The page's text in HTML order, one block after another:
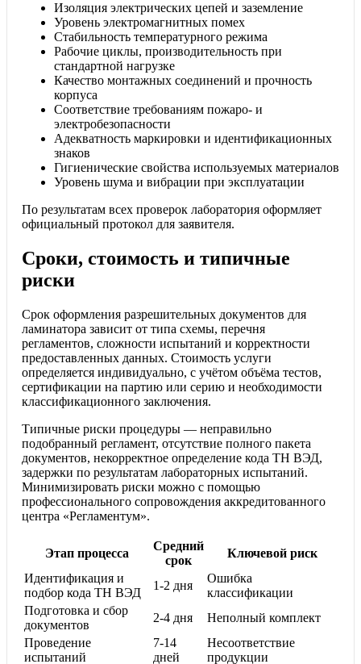
Изоляция электрических цепей и заземление
Уровень электромагнитных помех
Стабильность температурного режима
Рабочие циклы, производительность при
стандартной нагрузке
Качество монтажных соединений и прочность
корпуса
Соответствие требованиям пожаро- и
электробезопасности
Адекватность маркировки и идентификационных
знаков
Гигиенические свойства используемых материалов
Уровень шума и вибрации при эксплуатации
По результатам всех проверок лаборатория оформляет
официальный протокол для заявителя.
Сроки, стоимость и типичные
риски
Срок оформления разрешительных документов для
ламинатора зависит от типа схемы, перечня
регламентов, сложности испытаний и корректности
предоставленных данных. Стоимость услуги
определяется индивидуально, с учётом объёма тестов,
сертификации на партию или серию и необходимости
классификационного заключения.
Типичные риски процедуры — неправильно
подобранный регламент, отсутствие полного пакета
документов, некорректное определение кода ТН ВЭД,
задержки по результатам лабораторных испытаний.
Минимизировать риски можно с помощью
профессионального сопровождения аккредитованного
центра «Регламентум».
Этап процесса
Средний
срок
Ключевой риск
Идентификация и
подбор кода ТН ВЭД
1-2 дня
Ошибка
классификации
Подготовка и сбор
документов
2-4 дня
Неполный комплект
Проведение
испытаний
7-14
дней
Несоответствие
продукции